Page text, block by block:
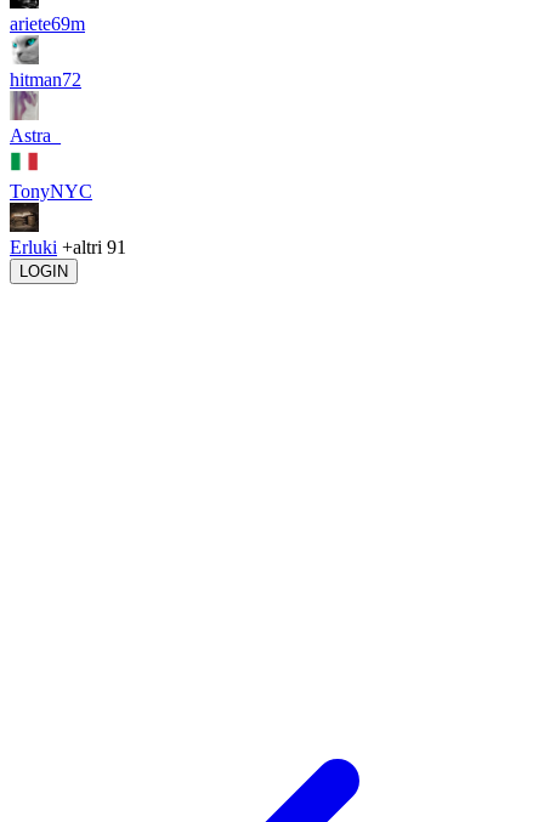
ariete69m
hitman72
Astra_
TonyNYC
Erluki +altri 91
LOGIN